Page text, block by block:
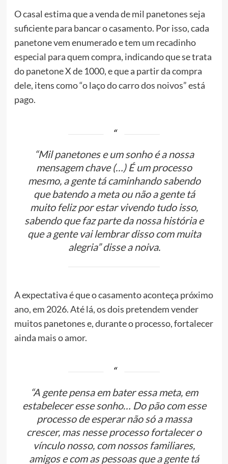
O casal estima que a venda de mil panetones seja
suficiente para bancar o casamento. Por isso, cada
panetone vem enumerado e tem um recadinho
especial para quem compra, indicando que se trata
do panetone X de 1000, e que a partir da compra
dele, itens como “o laço do carro dos noivos” está
pago.
“Mil panetones e um sonho é a nossa
mensagem chave (…) É um processo
mesmo, a gente tá caminhando sabendo
que batendo a meta ou não a gente tá
muito feliz por estar vivendo tudo isso,
sabendo que faz parte da nossa história e
que a gente vai lembrar disso com muita
alegria” disse a noiva.
A expectativa é que o casamento aconteça próximo
ano, em 2026. Até lá, os dois pretendem vender
muitos panetones e, durante o processo, fortalecer
ainda mais o amor.
“A gente pensa em bater essa meta, em
estabelecer esse sonho… Do pão com esse
processo de esperar não só a massa
crescer, mas nesse processo fortalecer o
vínculo nosso, com nossos familiares,
amigos e com as pessoas que a gente tá